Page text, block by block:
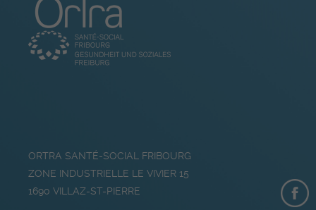
ORTRA SANTÉ-SOCIAL FRIBOURG
ZONE INDUSTRIELLE LE VIVIER 15
1690 VILLAZ-ST-PIERRE